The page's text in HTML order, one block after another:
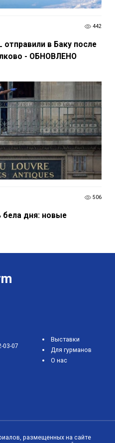
442
в Баку после
- ОБНОВЛЕНО
506
бела дня: новые
03-07
Выставки
Для гурманов
О нас
размещенных на сайте